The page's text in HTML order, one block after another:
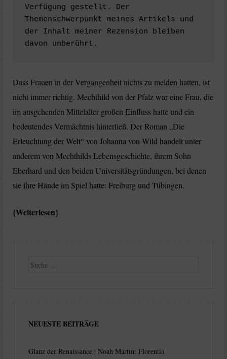
Verfügung gestellt. Der
Themenschwerpunkt meines Artikels und
der Inhalt meiner Rezension bleiben
davon unberührt.
Dass Frauen in der Vergangenheit nichts zu melden hatten, ist
nicht immer richtig. Mechthild von der Pfalz war eine Frau, die
im ausgehenden Mittelalter großen Einfluss hatte und ein
bedeutendes Vermächtnis hinterließ. Der Roman „Die
Erleuchtung der Welt“ von Johanna von Wild handelt unter
anderem von Mechthilds Lebensgeschichte, ihrem Sohn
Eberhard und den beiden Universitätsgründungen, bei denen
sie ihre Hände im Spiel hatte: Freiburg und Tübingen.
Weiterlesen
Suche
NEUESTE BEITRÄGE
Glanz der Renaissance | Noah Martin: Florentia